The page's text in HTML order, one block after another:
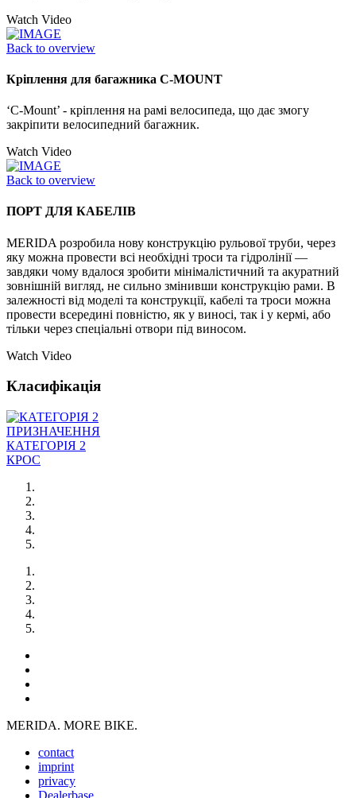
Watch Video
Back to overview
Кріплення для багажника C-MOUNT
‘C-Mount’ - кріплення на рамі велосипеда, що дає змогу
закріпити велосипедний багажник.
Watch Video
Back to overview
ПОРТ ДЛЯ КАБЕЛІВ
MERIDA розробила нову конструкцію рульової труби, через
яку можна провести всі необхідні троси та гідролінії —
завдяки чому вдалося зробити мінімалістичний та акуратний
зовнішній вигляд, не сильно змінивши конструкцію рами. В
залежності від моделі та конструкції, кабелі та троси можна
провести всередині повністю, як у виносі, так і у кермі, або
тільки через спеціальні отвори під виносом.
Watch Video
Класифікація
ПРИЗНАЧЕННЯ
КАТЕГОРІЯ 2
КРОС
MERIDA. MORE BIKE.
contact
imprint
privacy
Dealerbase